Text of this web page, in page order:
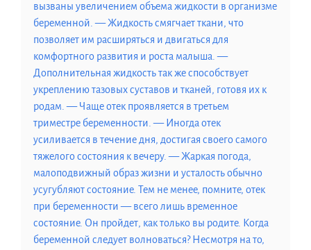
вызваны увеличением объема жидкости в организме
беременной. — Жидкость смягчает ткани, что
позволяет им расширяться и двигаться для
комфортного развития и роста малыша. —
Дополнительная жидкость так же способствует
укреплению тазовых суставов и тканей, готовя их к
родам. — Чаще отек проявляется в третьем
триместре беременности. — Иногда отек
усиливается в течение дня, достигая своего самого
тяжелого состояния к вечеру. — Жаркая погода,
малоподвижный образ жизни и усталость обычно
усугубляют состояние. Тем не менее, помните, отек
при беременности — всего лишь временное
состояние. Он пройдет, как только вы родите. Когда
беременной следует волноваться? Несмотря на то,